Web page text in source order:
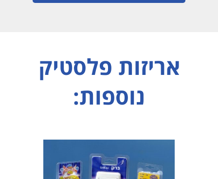
אריזות פלסטיק
נוספות: